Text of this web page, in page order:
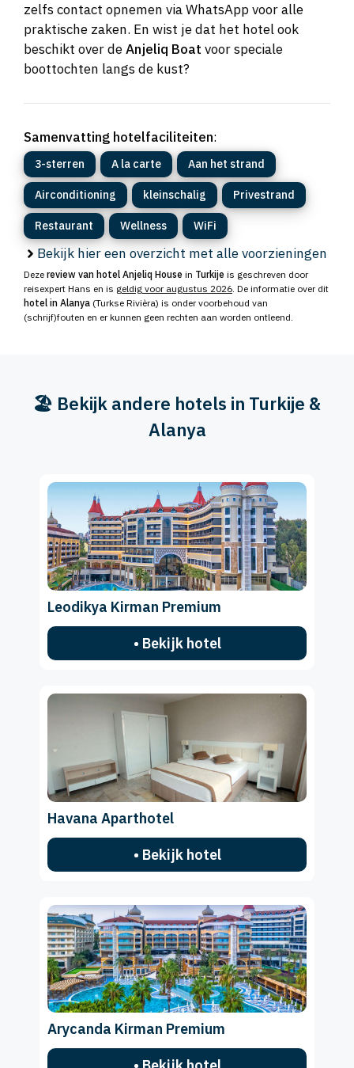
zelfs contact opnemen via WhatsApp voor alle
praktische zaken. En wist je dat het hotel ook
beschikt over deAnjeliq Boat voor speciale
boottochten langs de kust?
Samenvatting hotelfaciliteiten:
3-sterren A la carte Aan het strand
Airconditioning kleinschalig Privestrand
Restaurant Wellness WiFi
Bekijk hier een overzicht met alle voorzieningen
Deze review van hotel Anjeliq House in Turkije is geschreven door
reisexpert Hans en is geldig voor augustus 2026. De informatie over dit
hotel in Alanya (Turkse Rivièra) is onder voorbehoud van
(schrijf)fouten en er kunnen geen rechten aan worden ontleend.
🏖️ Bekijk andere hotels in Turkije &
Alanya
Leodikya Kirman Premium
• Bekijk hotel
Havana Aparthotel
• Bekijk hotel
Arycanda Kirman Premium